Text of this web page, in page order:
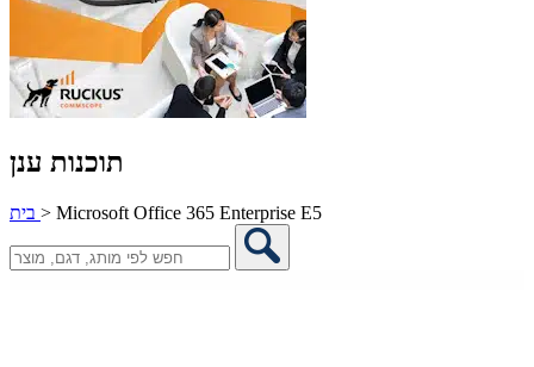
תוכנות ענן
> Microsoft Office 365 Enterprise E5